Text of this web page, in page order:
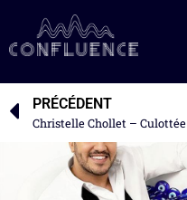
PRÉCÉDENT
Christelle Chollet – Culottée